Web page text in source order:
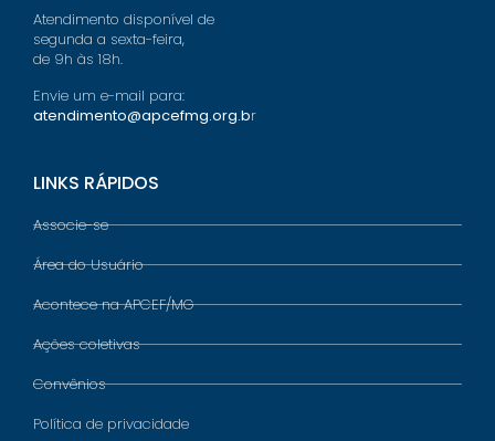
Atendimento disponível de
segunda a sexta-feira,
de 9h às 18h.
Envie um e-mail para:
atendimento@apcefmg.org.br
LINKS RÁPIDOS
Associe-se
Área do Usuário
Acontece na APCEF/MG
Ações coletivas
Convênios
Política de privacidade